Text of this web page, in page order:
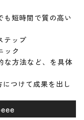
も短時間で質の高い
テップ
ック
な方法など、を具体
つけて成果を出し